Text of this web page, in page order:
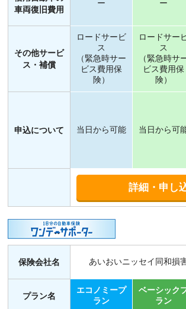
車両復旧費用
ー ー
その他サービ
ス・補償
ロードサービ
ス
（緊急時サー
ビス費用保
険）
ロードサー
ス
（緊急時サ
ビス費用保
険）
申込について 当日から可能 当日から可
詳細・申し
保険会社名 あいおいニッセイ同和損
プラン名
エコノミープ
ラン
ベーシック
ラン